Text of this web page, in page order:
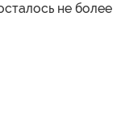
не более